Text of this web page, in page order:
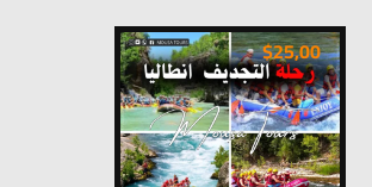
$25,00